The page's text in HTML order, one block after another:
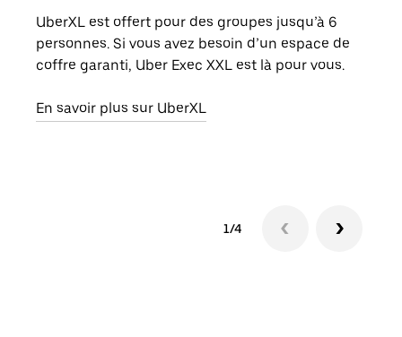
UberXL est offert pour des groupes jusqu’à 6
personnes. Si vous avez besoin d’un espace de
coffre garanti, Uber Exec XXL est là pour vous.
En savoir plus sur UberXL
1/4